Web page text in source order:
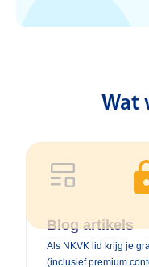
Wat
Blog artikels
Als NKVK lid krijg je
(inclusief premium